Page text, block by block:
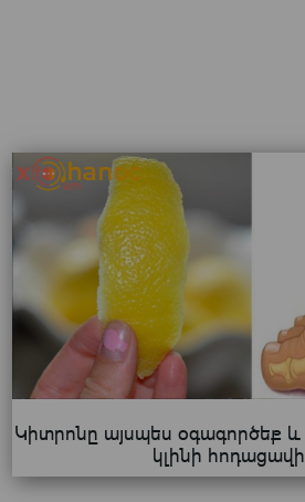
Կիտրոնը այսպես օգագործեք և
կլինի